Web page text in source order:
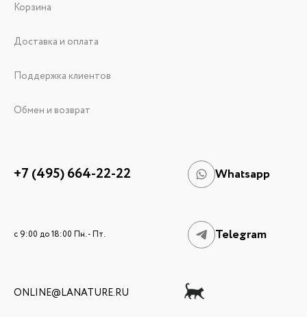
Корзина
Доставка и оплата
Поддержка клиентов
Обмен и возврат
+7 (495) 664-22-22 Whatsapp
c 9:00 до 18:00 Пн. - Пт. Telegram
ONLINE@LANATURE.RU